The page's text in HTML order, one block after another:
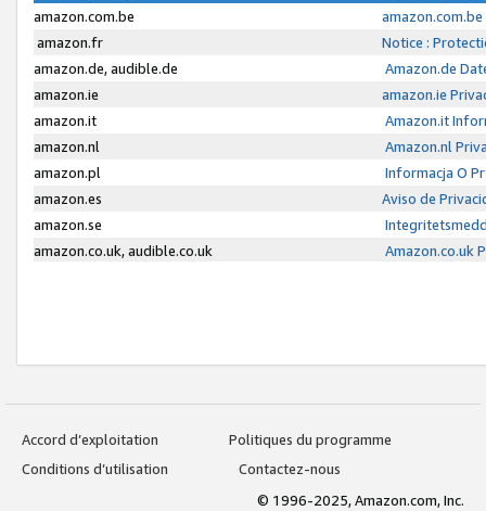
amazon.com.be
amazon.fr
Notice :
amazon.de, audible.de
Amazon.de
amazon.ie
amazon.ie
amazon.it
Amazon.it
amazon.nl
Amazon.nl
amazon.pl
Informacja O
amazon.es
Aviso de
amazon.se
amazon.co.uk, audible.co.uk
Amazon.co.uk
Accord d’exploitation
Politiques du programme
Conditions d’utilisation
Contactez-nous
© 1996-2025, Amazon.com, Inc.